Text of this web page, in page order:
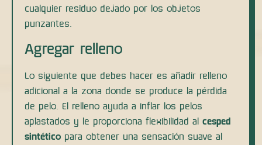
cualquier residuo dejado por los objetos
punzantes.
Agregar relleno
Lo siguiente que debes hacer es añadir relleno
adicional a la zona donde se produce la pérdida
de pelo. El relleno ayuda a inflar los pelos
aplastados y le proporciona flexibilidad alcesped
sintético para obtener una sensación suave al